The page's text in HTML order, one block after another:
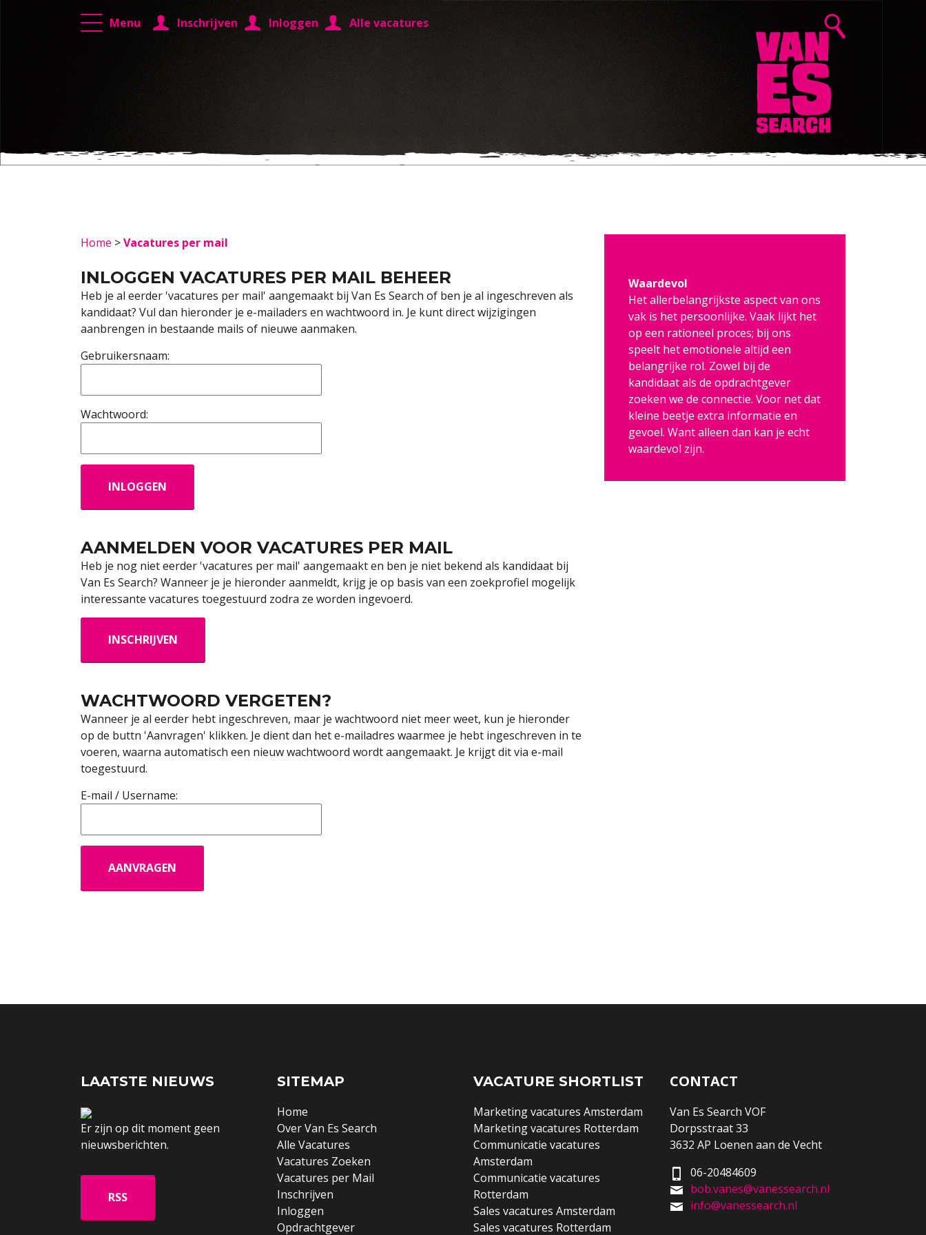
Menu Inschrijven Inloggen Alle vacatures
Home >Vacatures per mail
INLOGGEN VACATURES PER MAIL BEHEER
Heb je al eerder 'vacatures per mail' aangemaakt bij Van Es Search of ben je al ingeschreven als
kandidaat? Vul dan hieronder je e-mailaders en wachtwoord in. Je kunt direct wijzigingen
aanbrengen in bestaande mails of nieuwe aanmaken.
Gebruikersnaam:
Wachtwoord:
AANMELDEN VOOR VACATURES PER MAIL
Heb je nog niet eerder 'vacatures per mail' aangemaakt en ben je niet bekend als kandidaat bij
Van Es Search? Wanneer je je hieronder aanmeldt, krijg je op basis van een zoekprofiel mogelijk
interessante vacatures toegestuurd zodra ze worden ingevoerd.
WACHTWOORD VERGETEN?
Wanneer je al eerder hebt ingeschreven, maar je wachtwoord niet meer weet, kun je hieronder
op de buttn 'Aanvragen' klikken. Je dient dan het e-mailadres waarmee je hebt ingeschreven in te
voeren, waarna automatisch een nieuw wachtwoord wordt aangemaakt. Je krijgt dit via e-mail
toegestuurd.
E-mail / Username:
Waardevol
Het allerbelangrijkste aspect van ons
vak is het persoonlijke. Vaak lijkt het
op een rationeel proces; bij ons
speelt het emotionele altijd een
belangrijke rol. Zowel bij de
kandidaat als de opdrachtgever
zoeken we de connectie. Voor net dat
kleine beetje extra informatie en
gevoel. Want alleen dan kan je echt
waardevol zijn.
LAATSTE NIEUWS
Er zijn op dit moment geen
nieuwsberichten.
SITEMAP
Home
Over Van Es Search
Alle Vacatures
Vacatures Zoeken
Vacatures per Mail
Inschrijven
Inloggen
Opdrachtgever
VACATURE SHORTLIST
Marketing vacatures Amsterdam
Marketing vacatures Rotterdam
Communicatie vacatures
Amsterdam
Communicatie vacatures
Rotterdam
Sales vacatures Amsterdam
Sales vacatures Rotterdam
CONTACT
Van Es Search VOF
Dorpsstraat 33
3632 AP Loenen aan de Vecht
06-20484609
bob.vanes@vanessearch.nl
info@vanessearch.nl